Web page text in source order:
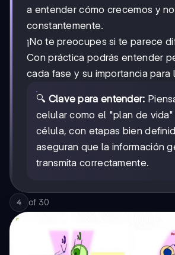
a entender cómo crecemos y
constantemente.
¡No te preocupes si te parece
Con práctica podrás entender
cada fase y su importancia para
🔍 Clave para entender:
celular como el "plan de
célula, con etapas bien
aseguran que la información
transmita correctamente.
4 of 30